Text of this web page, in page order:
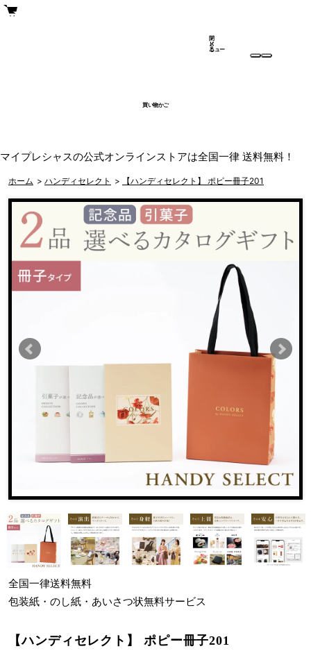
買い物かご
メ
ニュー
閉
じ
る
マイプレシャスの公式オンラインストアは全国一律 送料無料！
ホーム > ハンディセレクト > 【ハンディセレクト】 ポピー冊子201
全国一律送料無料
包装紙・のし紙・あいさつ状無料サービス
【ハンディセレクト】 ポピー冊子201